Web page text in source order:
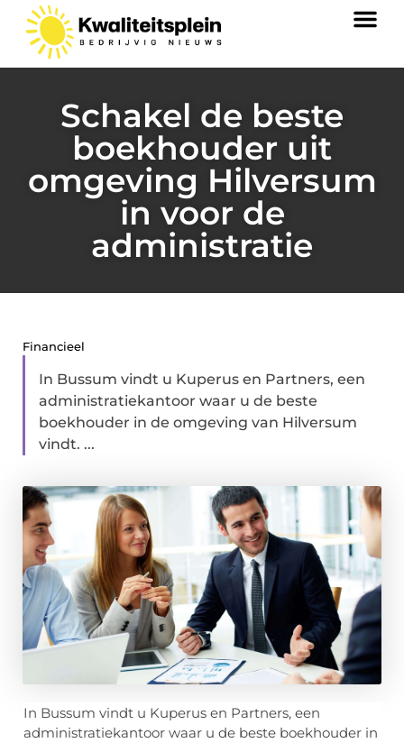
Schakel de beste
boekhouder uit
omgeving Hilversum
in voor de
administratie
Financieel
In Bussum vindt u Kuperus en Partners, een
administratiekantoor waar u de beste
boekhouder in de omgeving van Hilversum
vindt. ...
In Bussum vindt u Kuperus en Partners, een
administratiekantoor waar u de beste boekhouder in